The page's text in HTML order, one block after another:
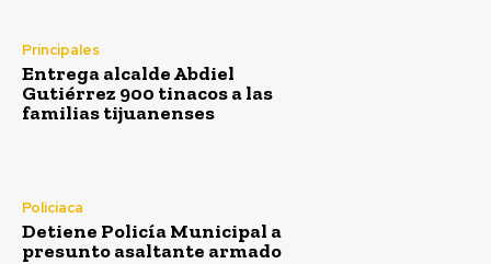
Principales
Entrega alcalde Abdiel
Gutiérrez 900 tinacos a las
familias tijuanenses
Policiaca
Detiene Policía Municipal a
presunto asaltante armado